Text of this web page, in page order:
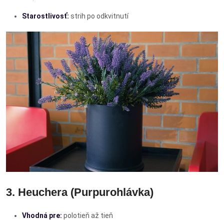
Starostlivosť: strih po odkvitnutí
3. Heuchera (Purpurohlávka)
Vhodná pre: polotieň až tieň